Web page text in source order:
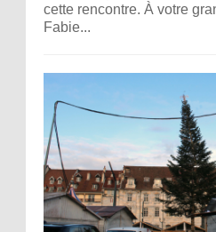
cette rencontre. À votre
Fabie...